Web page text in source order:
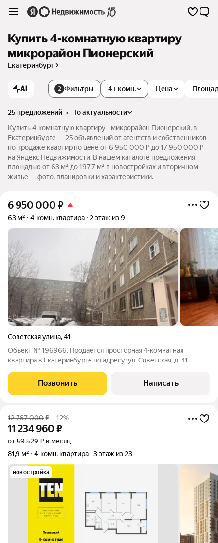
Купить 4-комнатную квартиру
микрорайон Пионерский
Екатеринбург
AI 2 Фильтры 4+ комн. Цена
25 предложений •
по актуальности
Купить 4-комнатную квартиру - микрорайон Пионерский, в
Екатеринбурге — 25 объявлений от агентств и собственников
по продаже квартир по цене от 6 950 000 ₽ до 17 950 000 ₽
на Яндекс Недвижимости. В нашем каталоге предложения
площадью от 63 м² до 197,7 м² в новостройках и вторичном
жилье — фото, планировки и характеристики.
6 950 000 ₽
63 м² 4-комн. квартира 2 этаж из 9
Советская улица,41
Объект № 196966. Продаётся просторная 4-комнатная
квартира в Екатеринбурге по адресу: ул. Советская, д. 41.
проживания семьям с детьми. Жилище с косметическим
ремонтом. Дополнительно новому
Позвонить Написать
12 767 000₽ –12%
11 234 960 ₽
от 59 529 ₽ в месяц
81,9 м²
4-комн. квартира 3 этаж из 23
новостройка